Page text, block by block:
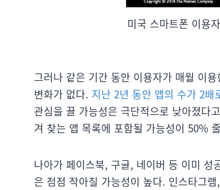
미국 스마트폰 이용
그러나 같은 기간 동안 이용자가 매월 이
변화가 없다. 지난 2년 동안 앱의 수가 2배
관심을 끌 가능성은 극단적으로 낮아졌다
겨 찾는 앱 목록에 포함될 가능성이 50%
나아가 페이스북, 구글, 네이버 등 이미 성
은 점점 작아질 가능성이 높다. 인스타그